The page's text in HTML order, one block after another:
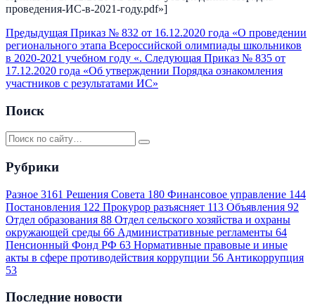
проведения-ИС-в-2021-году.pdf»]
Предыдущая Приказ № 832 от 16.12.2020 года «О проведении
регионального этапа Всероссийской олимпиады школьников
в 2020-2021 учебном году «. Следующая Приказ № 835 от
17.12.2020 года «Об утверждении Порядка ознакомления
участников с результатами ИС»
Поиск
Рубрики
Разное 3161 Решения Совета 180 Финансовое управление 144
Постановления 122 Прокурор разъясняет 113 Объявления 92
Отдел образования 88 Отдел сельского хозяйства и охраны
окружающей среды 66 Административные регламенты 64
Пенсионный Фонд РФ 63 Нормативные правовые и иные
акты в сфере противодействия коррупции 56 Антикоррупция
53
Последние новости